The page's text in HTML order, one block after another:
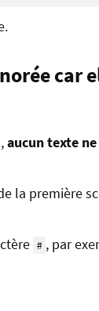
car
aucun texte
la première
# , par